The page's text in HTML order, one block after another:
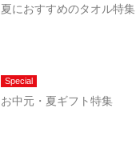
夏におすすめのタオル特集
Special
お中元・夏ギフト特集